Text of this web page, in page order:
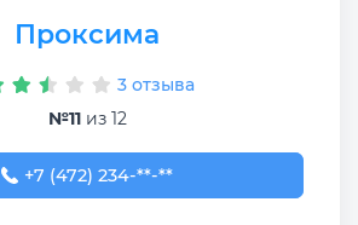
Проксима
3 отзыва
№11из 12
+7 (472) 234-03-22
+7 (472) 234-**-**